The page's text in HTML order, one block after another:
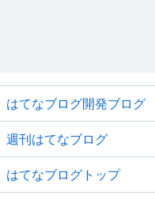
はてなブログ開発ブログ
週刊はてなブログ
はてなブログトップ